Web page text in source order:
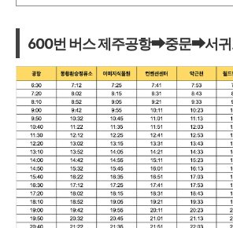
600번 버스 제주공항➡중문➡서